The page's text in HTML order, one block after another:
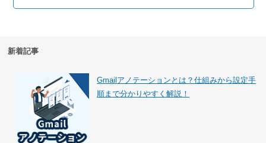
新着記事
Gmailアノテーションとは？仕組みから設定手
順まで分かりやすく解説！